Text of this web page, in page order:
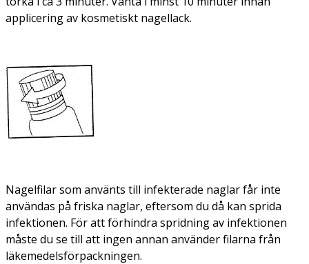
applicering av kosmetiskt nagellack.
Nagelfilar som använts till infekterade naglar får inte
användas på friska naglar, eftersom du då kan sprida
infektionen. För att förhindra spridning av infektionen
måste du se till att ingen annan använder filarna från
läkemedelsförpackningen.